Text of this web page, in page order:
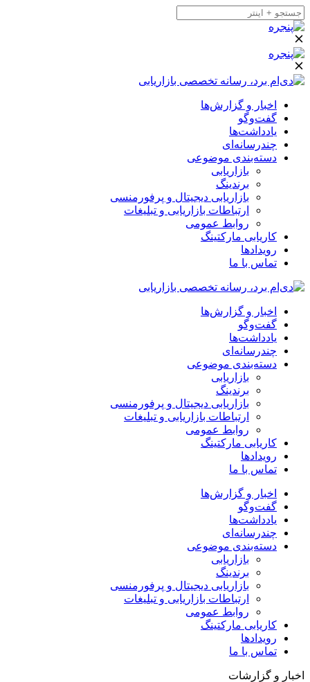
اخبار و گزارش‌ها
گفت‌وگو
یادداشت‌ها
چندرسانه‌ای
دسته‌بندی موضوعی
بازاریابی
برندینگ
بازاریابی دیجیتال و پرفورمنسی
ارتباطات بازاریابی و تبلیغات
روابط عمومی
کاریابی مارکتینگ
رویدادها
تماس با ما
اخبار و گزارش‌ها
گفت‌وگو
یادداشت‌ها
چندرسانه‌ای
دسته‌بندی موضوعی
بازاریابی
برندینگ
بازاریابی دیجیتال و پرفورمنسی
ارتباطات بازاریابی و تبلیغات
روابط عمومی
کاریابی مارکتینگ
رویدادها
تماس با ما
اخبار و گزارش‌ها
گفت‌وگو
یادداشت‌ها
چندرسانه‌ای
دسته‌بندی موضوعی
بازاریابی
برندینگ
بازاریابی دیجیتال و پرفورمنسی
ارتباطات بازاریابی و تبلیغات
روابط عمومی
کاریابی مارکتینگ
رویدادها
تماس با ما
اخبار و گزارشات